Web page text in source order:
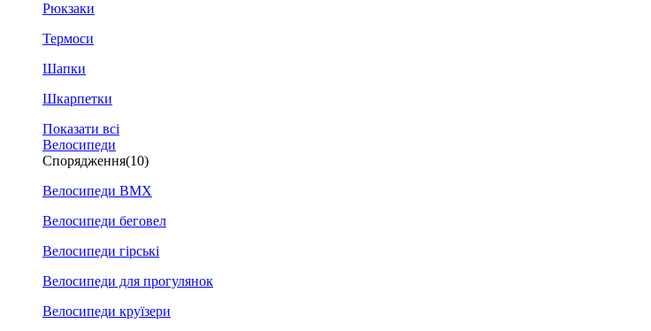
Рюкзаки
Термоси
Шапки
Шкарпетки
Показати всі
Велосипеди
Спорядження(10)
Велосипеди BMX
Велосипеди беговел
Велосипеди гірські
Велосипеди для прогулянок
Велосипеди круїзери